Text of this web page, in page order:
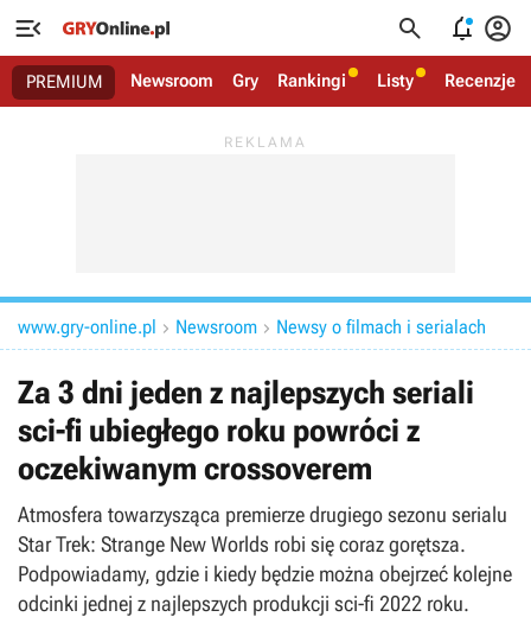
   
PREMIUM Newsroom Gry Rankingi Listy Recenzje
www.gry-online.pl  Newsroom  Newsy o filmach i serialach
Za 3 dni jeden z najlepszych seriali
sci-fi ubiegłego roku powróci z
oczekiwanym crossoverem
Atmosfera towarzysząca premierze drugiego sezonu serialu
Star Trek: Strange New Worlds robi się coraz gorętsza.
Podpowiadamy, gdzie i kiedy będzie można obejrzeć kolejne
odcinki jednej z najlepszych produkcji sci-fi 2022 roku.